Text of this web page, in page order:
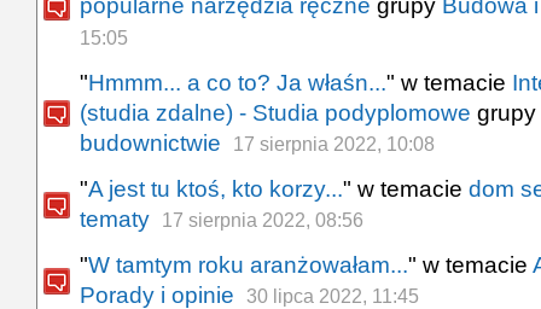
popularne narzędzia ręczne grupy Budowa
15:05
"Hmmm... a co to? Ja właśn..." w temacie
(studia zdalne) - Studia podyplomowe grupy
budownictwie
17 sierpnia 2022, 10:08
"A jest tu ktoś, kto korzy..." w temacie dom
tematy
17 sierpnia 2022, 08:56
"W tamtym roku aranżowałam..." w temacie
Porady i opinie
30 lipca 2022, 11:45